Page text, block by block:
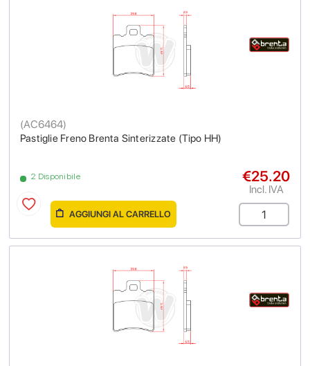
Pastiglie Freno Brenta Sinterizzate (Tipo HH)
(AC6464)
2 Disponibile €25.20
Incl. IVA
AGGIUNGI AL CARRELLO